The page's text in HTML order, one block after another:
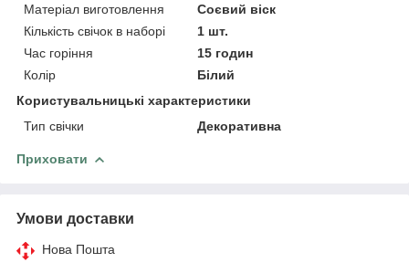
Матеріал виготовлення
Соєвий віск
Кількість свічок в наборі
1 шт.
Час горіння
15 годин
Колір
Білий
Користувальницькі характеристики
Тип свічки
Декоративна
Приховати
Умови доставки
Нова Пошта